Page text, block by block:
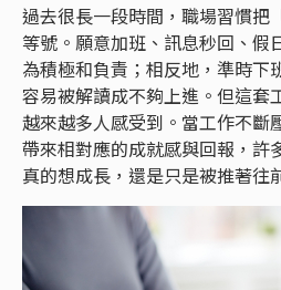
過去很長一段時間，職場習慣把
等號。願意加班、訊息秒回、假
為積極和負責；相反地，準時下
容易被解讀成不夠上進。但這套
越來越多人感受到。當工作不斷
帶來相對應的成就感與回報，許
真的想成長，還是只是被推著往